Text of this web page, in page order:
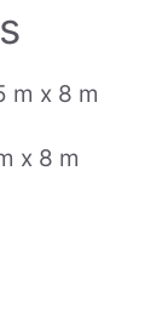
x 8 m